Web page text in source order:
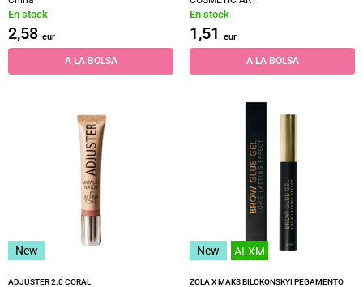
En stock
2,58 eur
A LA BOLSA
En stock
1,51 eur
A LA BOLSA
New
ADJUSTER 2.0 CORAL
New ALXM
ZOLA X MAKS BILOKONSKYI PEGAMENTO